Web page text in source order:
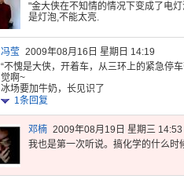
"金大侠在不知情的情况下变成了 电
是灯泡,不能太亮.
冯莹 2009年08月16日 星期日 14:19
“不愧是大侠，开着车，从三环上的紧急停车
觉啊~
冰场要加牛奶， 长见识了
1条回复
邓楠 2009年08月19日 星期三 14:53
我也是第一次听说。搞化学的什么时